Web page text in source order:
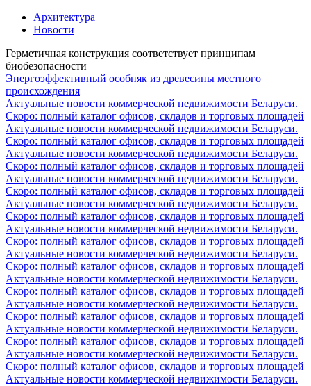
Архитектура
Новости
Герметичная конструкция соответствует принципам
биобезопасности
Энергоэффективный особняк из древесины местного
происхождения
Актуальные новости коммерческой недвижимости Беларуси.
Скоро: полный каталог офисов, складов и торговых площадей
Актуальные новости коммерческой недвижимости Беларуси.
Скоро: полный каталог офисов, складов и торговых площадей
Актуальные новости коммерческой недвижимости Беларуси.
Скоро: полный каталог офисов, складов и торговых площадей
Актуальные новости коммерческой недвижимости Беларуси.
Скоро: полный каталог офисов, складов и торговых площадей
Актуальные новости коммерческой недвижимости Беларуси.
Скоро: полный каталог офисов, складов и торговых площадей
Актуальные новости коммерческой недвижимости Беларуси.
Скоро: полный каталог офисов, складов и торговых площадей
Актуальные новости коммерческой недвижимости Беларуси.
Скоро: полный каталог офисов, складов и торговых площадей
Актуальные новости коммерческой недвижимости Беларуси.
Скоро: полный каталог офисов, складов и торговых площадей
Актуальные новости коммерческой недвижимости Беларуси.
Скоро: полный каталог офисов, складов и торговых площадей
Актуальные новости коммерческой недвижимости Беларуси.
Скоро: полный каталог офисов, складов и торговых площадей
Актуальные новости коммерческой недвижимости Беларуси.
Скоро: полный каталог офисов, складов и торговых площадей
Актуальные новости коммерческой недвижимости Беларуси.